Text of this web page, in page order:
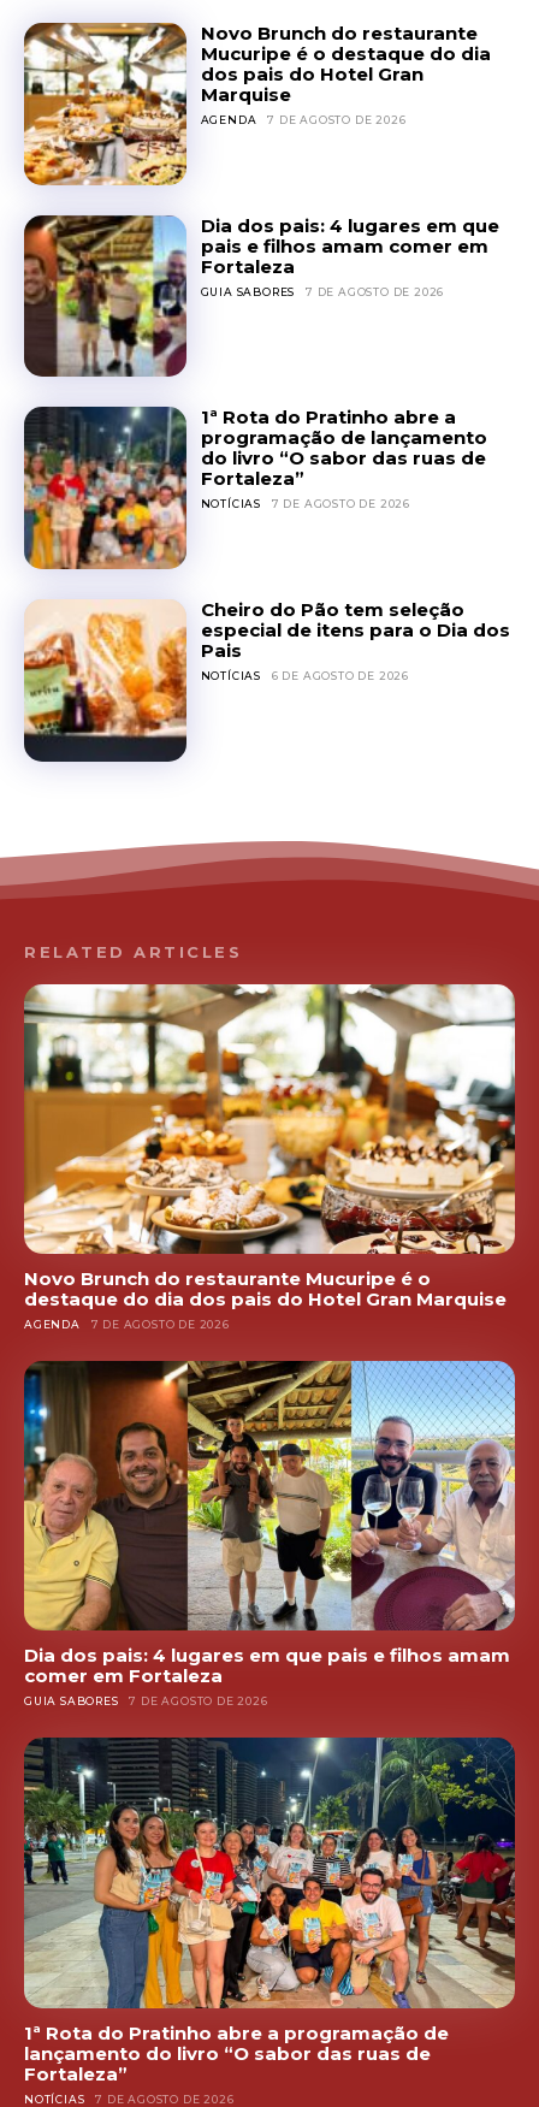
Novo Brunch do restaurante
Mucuripe é o destaque do dia
dos pais do Hotel Gran
Marquise
AGENDA 7 DE AGOSTO DE 2026
Dia dos pais: 4 lugares em que
pais e filhos amam comer em
Fortaleza
GUIA SABORES 7 DE AGOSTO DE 2026
1ª Rota do Pratinho abre a
programação de lançamento
do livro “O sabor das ruas de
Fortaleza”
NOTÍCIAS 7 DE AGOSTO DE 2026
Cheiro do Pão tem seleção
especial de itens para o Dia dos
Pais
NOTÍCIAS 6 DE AGOSTO DE 2026
RELATED ARTICLES
Novo Brunch do restaurante Mucuripe é o
destaque do dia dos pais do Hotel Gran Marquise
AGENDA 7 DE AGOSTO DE 2026
Dia dos pais: 4 lugares em que pais e filhos amam
comer em Fortaleza
GUIA SABORES 7 DE AGOSTO DE 2026
1ª Rota do Pratinho abre a programação de
lançamento do livro “O sabor das ruas de
Fortaleza”
NOTÍCIAS 7 DE AGOSTO DE 2026